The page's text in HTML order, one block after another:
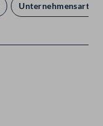
Unternehmensarten